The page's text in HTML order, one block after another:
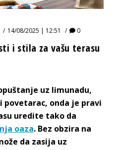
14/08/2025 | 12:51 0
i stila za vašu terasu
uz limunadu,
onda je pravi
uredite tako da
oaza. Bez obzira na
da zasija uz